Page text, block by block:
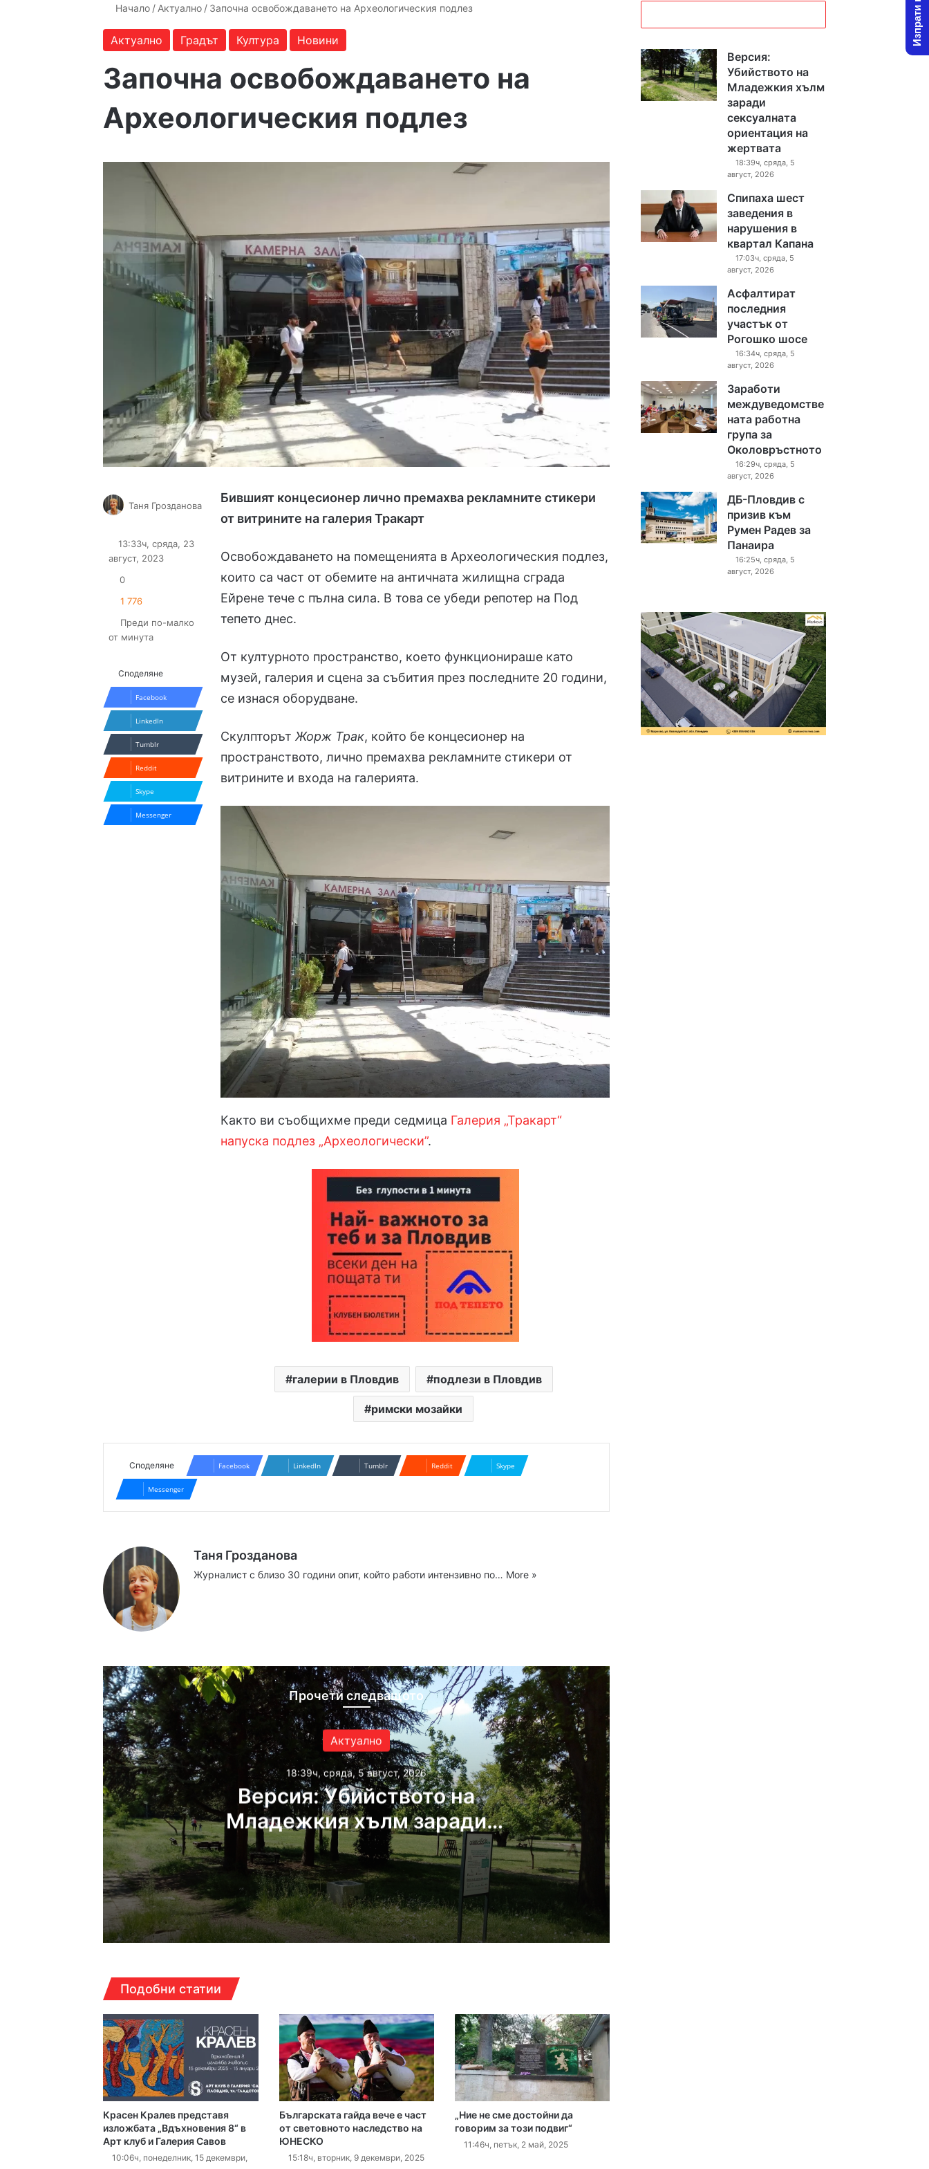
Начало / Актуално / Започна освобождаването на Археологическия подлез
Актуално Градът Култура Новини
Започна освобождаването на
Археологическия подлез
Бившият концесионер лично премахва рекламните стикери
от витрините на галерия Тракарт
Освобождаването на помещенията в Археологическия подлез,
които са част от обемите на античната жилищна сграда
Ейрене тече с пълна сила. В това се убеди репотер на Под
тепето днес.
От културното пространство, което функционираше като
музей, галерия и сцена за събития през последните 20 години,
се изнася оборудване.
СкулпторътЖорж Трак, който бе концесионер на
пространството, лично премахва рекламните стикери от
витрините и входа на галерията.
Както ви съобщихме преди седмица Галерия „Тракарт“
напуска подлез „Археологически”.
галерии в Пловдив подлези в Пловдив
римски мозайки
Таня Грозданова
email
13:33ч, сряда, 23
август, 2023
0
1 776
Преди по-малко
от минута
Споделяне
Facebook
LinkedIn
Tumblr
Reddit
Skype
Messenger
Споделяне Facebook LinkedIn Tumblr Reddit Skype
Messenger
Таня Грозданова
Журналист с близо 30 години опит, който работи интензивно по… More »
Прочети следващото
Актуално
18:39ч, сряда, 5 август, 2026
Версия: Убийството на
Младежкия хълм заради
сексуалната ориентация на
жертвата
18:39ч, сряда, 5 август, 2026
Версия: Убийството на Младежкия хълм заради сексуалната ориентация на жертвата
Спипаха шест заведения в нарушения в квартал Капана
16:34ч, сряда, 5 август, 2026
Асфалтират последния участък от Рогошко шосе
16:29ч, сряда, 5 август, 2026
Заработи междуведомствената работна група за Околовръстното
Подобни статии
Красен Кралев представя
изложбата „Вдъхновения 8“ в
Арт клуб и Галерия Савов
10:06ч, понеделник, 15 декември,
Българската гайда вече е част
от световното наследство на
ЮНЕСКО
15:18ч, вторник, 9 декември, 2025
„Ние не сме достойни да
говорим за този подвиг“
11:46ч, петък, 2 май, 2025
Версия:
Убийството на
Младежкия хълм
заради
сексуалната
ориентация на
жертвата
18:39ч, сряда, 5
август, 2026
Спипаха шест
заведения в
нарушения в
квартал Капана
17:03ч, сряда, 5
август, 2026
Асфалтират
последния
участък от
Рогошко шосе
16:34ч, сряда, 5
август, 2026
Заработи
междуведомстве
ната работна
група за
Околовръстното
16:29ч, сряда, 5
август, 2026
ДБ-Пловдив с
призив към
Румен Радев за
Панаира
16:25ч, сряда, 5
август, 2026